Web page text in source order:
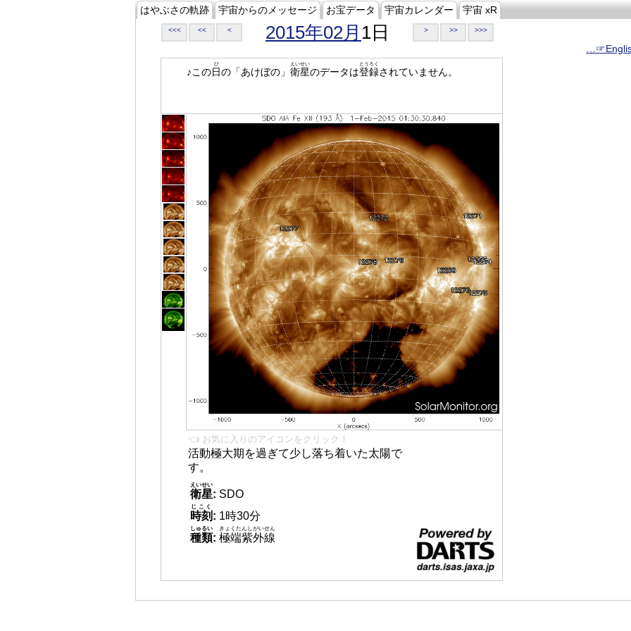
はやぶさの軌跡 宇宙からのメッセージ お宝データ 宇宙カレンダー 宇宙 xR
<<< << < 2015年02月 1日 > >> >>>
♪この日
ひ
の「あけぼの」 衛星
えいせい
のデータは登録
とうろく
されていません。
👈 お気に入りのアイコンをクリック！
活動極大期を過ぎて少し落ち着いた太陽で
す。
衛星
えいせい
: SDO
時刻
じこく
: 1時30分
種類
しゅるい
: 極端紫外線
きょくたんしがいせん